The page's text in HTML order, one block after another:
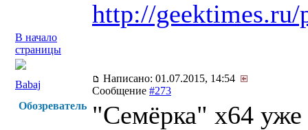
http://geektimes.ru/
В начало
страницы
Babaj
Написано: 01.07.2015, 14:54
Сообщение #273
Обозреватель
"Семёрка" x64 уже